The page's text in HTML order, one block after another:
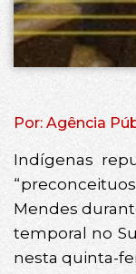
Por: Agência
Indígenas
Mendes
temporal no
nesta quinta-